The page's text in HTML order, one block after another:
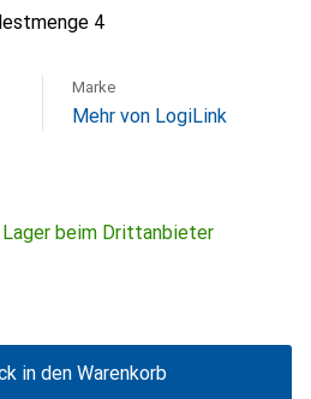
4
Marke
Mehr von LogiLink
beim Drittanbieter
in den Warenkorb